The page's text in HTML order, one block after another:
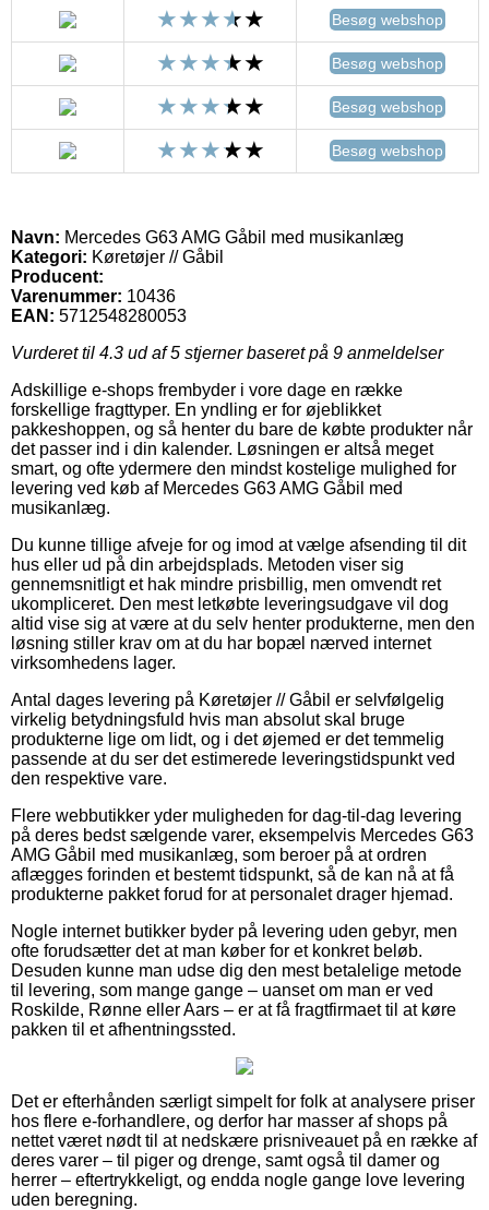
Besøg webshop
Besøg webshop
Besøg webshop
Besøg webshop
Navn: Mercedes G63 AMG Gåbil med musikanlæg
Kategori: Køretøjer // Gåbil
Producent:
Varenummer: 10436
EAN: 5712548280053
Vurderet til 4.3 ud af 5 stjerner baseret på 9 anmeldelser
Adskillige e-shops frembyder i vore dage en række
forskellige fragttyper. En yndling er for øjeblikket
pakkeshoppen, og så henter du bare de købte produkter når
det passer ind i din kalender. Løsningen er altså meget
smart, og ofte ydermere den mindst kostelige mulighed for
levering ved køb af Mercedes G63 AMG Gåbil med
musikanlæg.
Du kunne tillige afveje for og imod at vælge afsending til dit
hus eller ud på din arbejdsplads. Metoden viser sig
gennemsnitligt et hak mindre prisbillig, men omvendt ret
ukompliceret. Den mest letkøbte leveringsudgave vil dog
altid vise sig at være at du selv henter produkterne, men den
løsning stiller krav om at du har bopæl nærved internet
virksomhedens lager.
Antal dages levering på Køretøjer // Gåbil er selvfølgelig
virkelig betydningsfuld hvis man absolut skal bruge
produkterne lige om lidt, og i det øjemed er det temmelig
passende at du ser det estimerede leveringstidspunkt ved
den respektive vare.
Flere webbutikker yder muligheden for dag-til-dag levering
på deres bedst sælgende varer, eksempelvis Mercedes G63
AMG Gåbil med musikanlæg, som beroer på at ordren
aflægges forinden et bestemt tidspunkt, så de kan nå at få
produkterne pakket forud for at personalet drager hjemad.
Nogle internet butikker byder på levering uden gebyr, men
ofte forudsætter det at man køber for et konkret beløb.
Desuden kunne man udse dig den mest betalelige metode
til levering, som mange gange – uanset om man er ved
Roskilde, Rønne eller Aars – er at få fragtfirmaet til at køre
pakken til et afhentningssted.
Det er efterhånden særligt simpelt for folk at analysere priser
hos flere e-forhandlere, og derfor har masser af shops på
nettet været nødt til at nedskære prisniveauet på en række af
deres varer – til piger og drenge, samt også til damer og
herrer – eftertrykkeligt, og endda nogle gange love levering
uden beregning.